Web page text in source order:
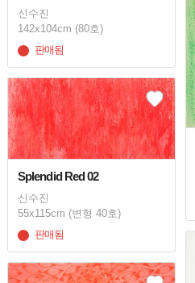
신수진
142x104cm (80호)
판매됨
Splendid Red 02
신수진
55x115cm (변형 40호)
판매됨